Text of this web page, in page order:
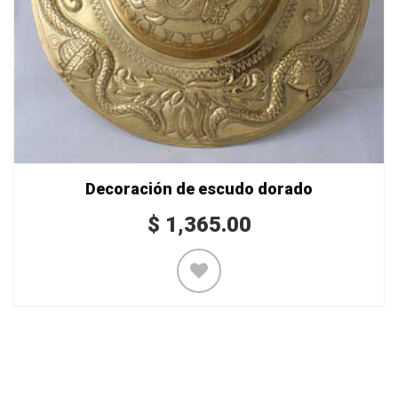
Decoración de escudo dorado
$ 1,365.00